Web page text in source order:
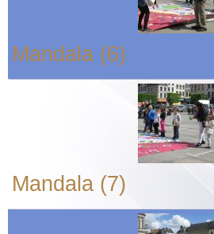
Mandala (6)
Mandala (7)